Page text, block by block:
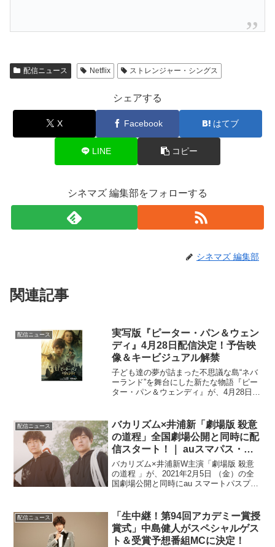
配信ニュース Netflix ストレンジャー・シングス
シェアする
X Facebook はてブ
LINE コピー
シネマズ 編集部をフォローする
シネマズ 編集部
関連記事
配信ニュース
実写版『ピーター・パン＆ウェン
ディ』4月28日配信決定！予告映
像＆キービジュアル解禁
子ども達の夢が詰まった不思議な島“ネバ
ーランド”を舞台にした新たな物語『ピー
ター・パン＆ウェンディ』が、4月28日
告映像が解禁された。「ピーター・パ
ン」は、1904...
配信ニュース
バカリズム×井浦新「劇場版 殺意
の道程」全国劇場公開と同時に配
信スタート！｜ auスマパス・
TELASA独占
バカリズム×井浦新W主演「劇場版 殺意
の道程 」が、2021年2月5日 （金）の全
国劇場公開と同時にau スマートパスプレ
ル脚本をＷＯＷＯＷで連続ドラマ化した
「...
配信ニュース
「生中継！第94回アカデミー賞授
賞式」中島健人がスペシャルゲス
ト＆受賞予想番組MCに決定！